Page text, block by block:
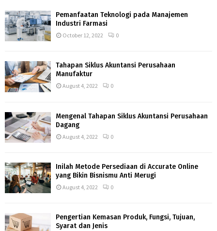
Pemanfaatan Teknologi pada Manajemen
Industri Farmasi
October 12, 2022 0
Tahapan Siklus Akuntansi Perusahaan
Manufaktur
August 4, 2022 0
Mengenal Tahapan Siklus Akuntansi Perusahaan
Dagang
August 4, 2022 0
Inilah Metode Persediaan di Accurate Online
yang Bikin Bisnismu Anti Merugi
August 4, 2022 0
Pengertian Kemasan Produk, Fungsi, Tujuan,
Syarat dan Jenis